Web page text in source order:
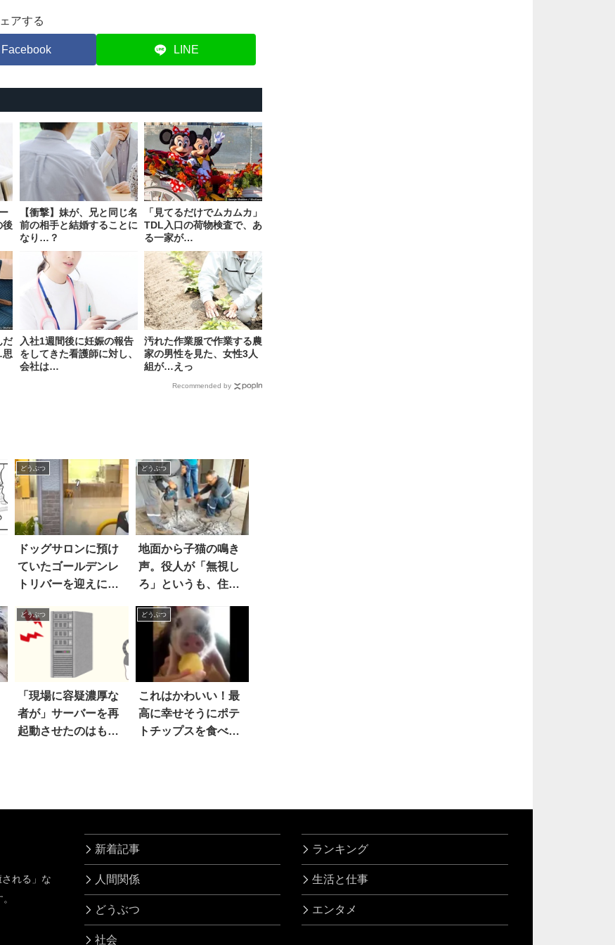
アする
Facebook LINE
後
【衝撃】妹が、兄と同じ名
前の相手と結婚することに
なり…？
「見てるだけでムカムカ」
TDL入口の荷物検査で、あ
る一家が…
だ
思
入社1週間後に妊娠の報告
をしてきた看護師に対し、
会社は…
汚れた作業服で作業する農
家の男性を見た、女性3人
組が…えっ
Recommended by
どうぶつ
ドッグサロンに預け
ていたゴールデンレ
トリバーを迎えに行
ことに、猛抗議！？
どうぶつ
地面から子猫の鳴き
声。役人が「無視し
ろ」というも、住民
どうぶつ
「現場に容疑濃厚な
者が」サーバーを再
起動させたのはもし
どうぶつ
これはかわいい！最
高に幸せそうにポテ
トチップスを食べる
れる」な
新着記事
人間関係
どうぶつ
社会
ランキング
生活と仕事
エンタメ